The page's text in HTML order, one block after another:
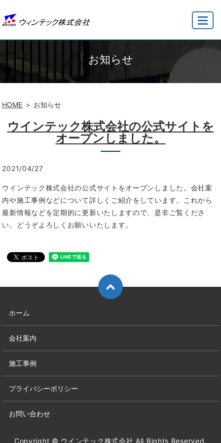
MENU
お知らせ
HOME お知らせ
ウインテック株式会社の公式サイトを
オープンしました。
2021/04/27
ウインテック株式会社の公式サイトをオープンしました。会社案
内や施工事例などについて詳しくご紹介をしています。これから
最新情報などを定期的に更新いたしますので、是非ご覧くださ
い。どうぞよろしくお願いいたします。
ホーム
会社案内
施工事例
プライバシーポリシー
お問い合わせ
Copyright © ウインテック株式会社 All Rights Reserved.